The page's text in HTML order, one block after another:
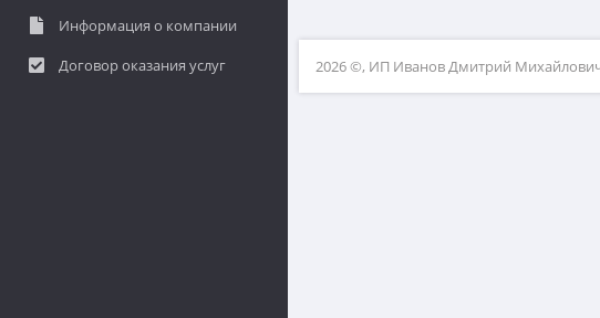
Информация о компании
Договор оказания услуг
2026 ©, ИП Иванов Дмитрий